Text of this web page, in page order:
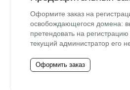
Оформите заказ на
освобождающегося домена:
претендовать на
текущий администратор его
Оформить заказ